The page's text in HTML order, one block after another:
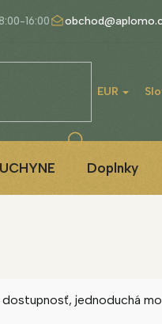
EUR
Doplnky
jednoduchá